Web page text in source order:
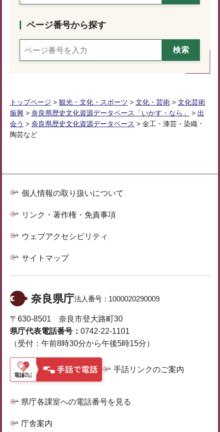
ページ番号から探す
トップページ > 観光・文化・スポーツ > 文化・芸術 > 文化芸術
振興 > 奈良県歴史文化資源データベース「いかす・なら」 > 出
会う > 奈良県歴史文化資源データベース > 金工・漆芸・染織・
陶芸など
個人情報の取り扱いについて
リンク・著作権・免責事項
ウェブアクセシビリティ
サイトマップ
奈良県庁法人番号： 1000020290009
〒630-8501 奈良市登大路町30
県庁代表電話番号： 0742-22-1101
（受付：午前8時30分から午後5時15分）
手話リンクのご案内
県庁各課室への電話番号を見る
庁舎案内